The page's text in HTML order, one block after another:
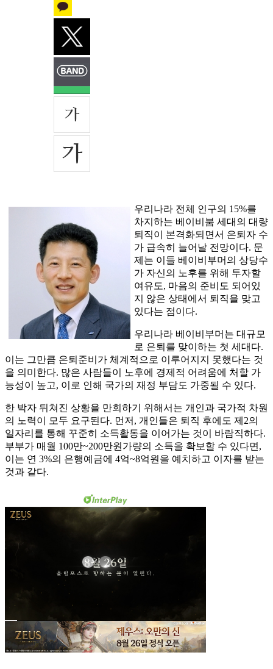
우리나라 전체 인구의 15%를
차지하는 베이비붐 세대의 대량
퇴직이 본격화되면서 은퇴자 수
가 급속히 늘어날 전망이다. 문
제는 이들 베이비부머의 상당수
가 자신의 노후를 위해 투자할
여유도, 마음의 준비도 되어있
지 않은 상태에서 퇴직을 맞고
있다는 점이다.
우리나라 베이비부머는 대규모
로 은퇴를 맞이하는 첫 세대다.
이는 그만큼 은퇴준비가 체계적으로 이루어지지 못했다는 것
을 의미한다. 많은 사람들이 노후에 경제적 어려움에 처할 가
능성이 높고, 이로 인해 국가의 재정 부담도 가중될 수 있다.
한 박자 뒤쳐진 상황을 만회하기 위해서는 개인과 국가적 차원
의 노력이 모두 요구된다. 먼저, 개인들은 퇴직 후에도 제2의
일자리를 통해 꾸준히 소득활동을 이어가는 것이 바람직하다.
부부가 매월 100만~200만원가량의 소득을 확보할 수 있다면,
이는 연 3%의 은행예금에 4억~8억원을 예치하고 이자를 받는
것과 같다.